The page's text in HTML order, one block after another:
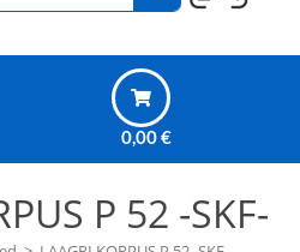
0,00€
P 52 -SKF-